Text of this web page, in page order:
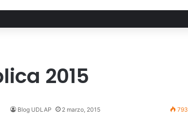
2015
Blog UDLAP 2 marzo, 2015 793